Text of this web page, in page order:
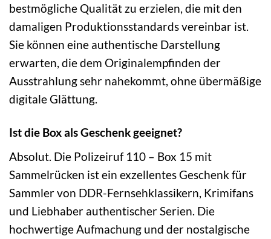
bestmögliche Qualität zu erzielen, die mit den
damaligen Produktionsstandards vereinbar ist.
Sie können eine authentische Darstellung
erwarten, die dem Originalempfinden der
Ausstrahlung sehr nahekommt, ohne übermäßige
digitale Glättung.
Ist die Box als Geschenk geeignet?
Absolut. Die Polizeiruf 110 – Box 15 mit
Sammelrücken ist ein exzellentes Geschenk für
Sammler von DDR-Fernsehklassikern, Krimifans
und Liebhaber authentischer Serien. Die
hochwertige Aufmachung und der nostalgische